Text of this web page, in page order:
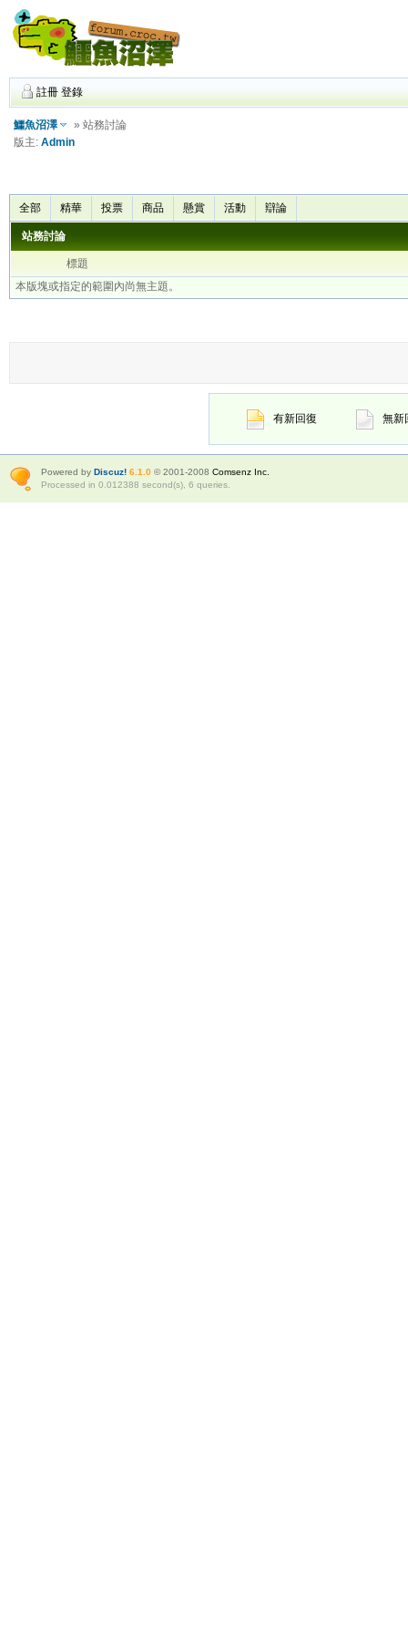
註冊 登錄
鱷魚沼澤
» 站務討論
版主: Admin
全部 精華 投票 商品 懸賞 活動 辯論
站務討論
標題
本版塊或指定的範圍內尚無主題。
有新回復 無新
Powered by Discuz! 6.1.0© 2001-2008 Comsenz Inc.
Processed in 0.012388 second(s), 6 queries.